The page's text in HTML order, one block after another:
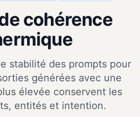
cohérence
stabilité des prompts pour
générées avec une
élevée conservent les
entités et intention.